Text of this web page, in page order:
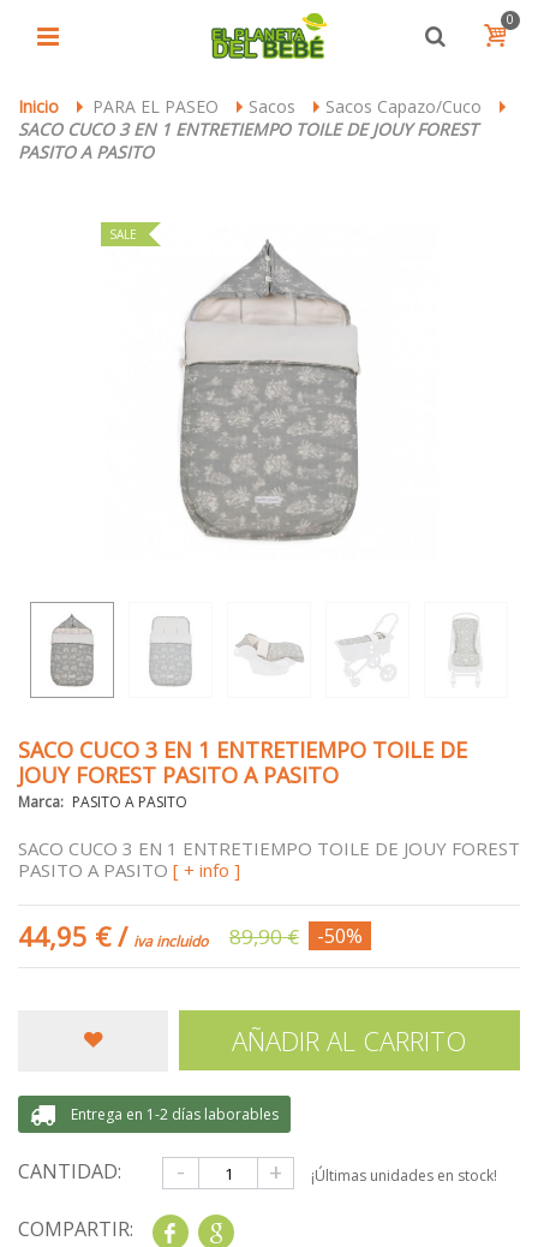
0
Inicio > PARA EL PASEO > Sacos > Sacos Capazo/Cuco >
SACO CUCO 3 EN 1 ENTRETIEMPO TOILE DE JOUY FOREST
PASITO A PASITO
SALE
SACO CUCO 3 EN 1 ENTRETIEMPO TOILE DE
JOUY FOREST PASITO A PASITO
Marca: PASITO A PASITO
SACO CUCO 3 EN 1 ENTRETIEMPO TOILE DE JOUY FOREST
PASITO A PASITO [ + info ]
44,95 €/ iva incluido 89,90 € -50%
AÑADIR AL CARRITO
Entrega en 1-2 días laborables
CANTIDAD: - + ¡Últimas unidades en stock!
COMPARTIR: Share